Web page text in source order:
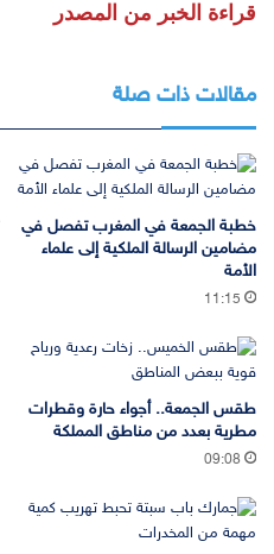
قراءة الخبر من المصدر
مقالات ذات صلة
خطبة الجمعة في المغرب تفصل في
مضامين الرسالة الملكية إلى علماء
الأمة
11:15
طقس الجمعة.. أجواء حارة وقطرات
مطرية بعدد من مناطق المملكة
09:08